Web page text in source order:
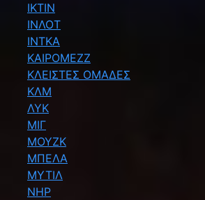
ΙΚΤΙΝ
ΙΝΛΟΤ
ΙΝΤΚΑ
ΚΑΙΡΟΜΕΖΖ
ΚΛΕΙΣΤΕΣ ΟΜΑΔΕΣ
ΚΛΜ
ΛΥΚ
ΜΙΓ
ΜΟΥΖΚ
ΜΠΕΛΑ
ΜΥΤΙΛ
ΝΗΡ